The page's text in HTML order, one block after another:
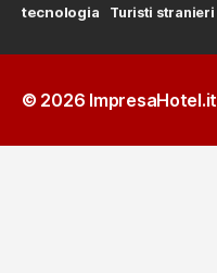
tecnologia Turisti stranieri
© 2026 ImpresaHotel.it